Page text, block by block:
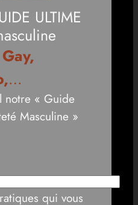
ULTIME
…
notre « Guide
Masculine »
qui vous